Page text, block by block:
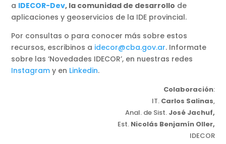
a IDECOR-Dev, la comunidad de desarrollo de
aplicaciones y geoservicios de la IDE provincial.
Por consultas o para conocer más sobre estos
recursos, escribinos a idecor@cba.gov.ar. Informate
sobre las ‘Novedades IDECOR’, en nuestras redes
Instagram y en Linkedin.
Colaboración:
IT. Carlos Salinas,
Anal. de Sist. José Jachuf,
Est.Nicolás Benjamín Oller,
IDECOR